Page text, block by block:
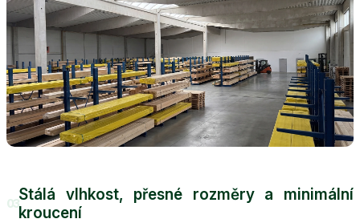
03Stálá vlhkost, přesné rozměry a minimální
kroucení